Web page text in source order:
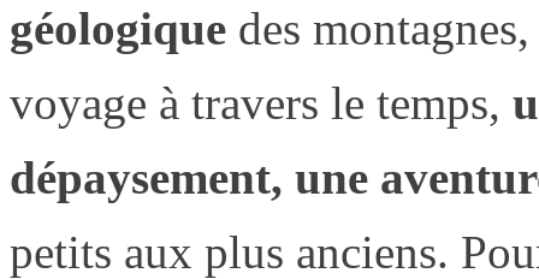
géologique des
voyage à travers le temps,
dépaysement, une
petits aux plus anciens.